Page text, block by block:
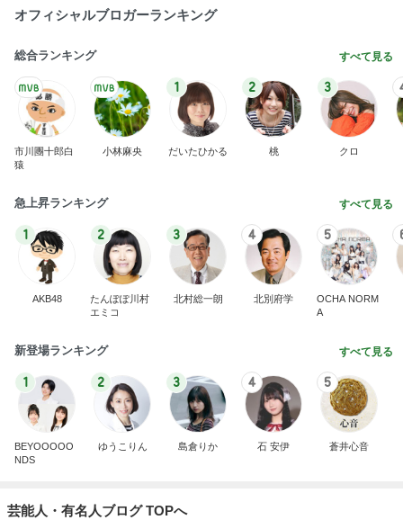
オフィシャルブロガーランキング
総合ランキング すべて見る
市川團十郎白
猿
小林麻央
1
だいたひかる
2
桃
3
クロ
急上昇ランキング すべて見る
1
AKB48
2
たんぽぽ川村
エミコ
3
北村総一朗
4
北別府学
5
OCHA NORM
A
新登場ランキング すべて見る
1
BEYOOOOO
NDS
2
ゆうこりん
3
島倉りか
4
石 安伊
5
蒼井心音
芸能人・有名人ブログ TOPへ